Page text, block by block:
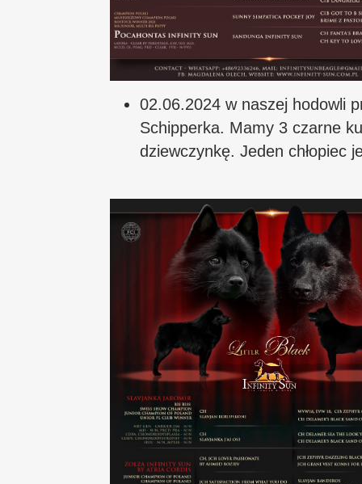
02.06.2024 w naszej hodowli
Schipperka. Mamy 3 czarne
dziewczynkę. Jeden chłopiec